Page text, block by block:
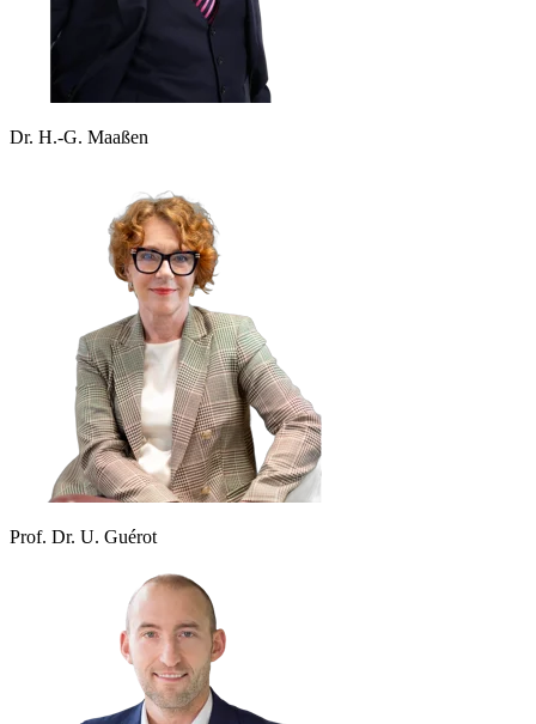
Dr. H.-G. Maaßen
Prof. Dr. U. Guérot